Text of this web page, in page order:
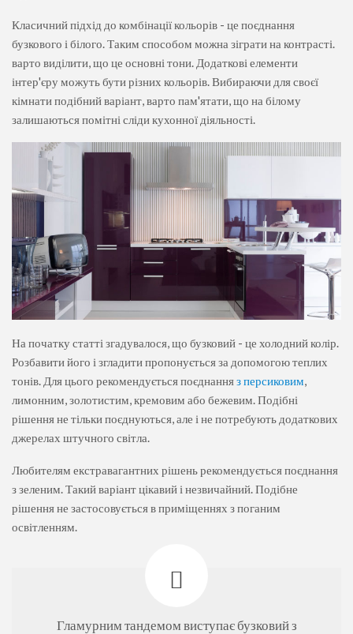
Класичний підхід до комбінації кольорів - це поєднання
бузкового і білого. Таким способом можна зіграти на контрасті.
варто виділити, що це основні тони. Додаткові елементи
інтер'єру можуть бути різних кольорів. Вибираючи для своєї
кімнати подібний варіант, варто пам'ятати, що на білому
залишаються помітні сліди кухонної діяльності.
На початку статті згадувалося, що бузковий - це холодний колір.
Розбавити його і згладити пропонується за допомогою теплих
тонів. Для цього рекомендується поєднанняз персиковим,
лимонним, золотистим, кремовим або бежевим. Подібні
рішення не тільки поєднуються, але і не потребують додаткових
джерелах штучного світла.
Любителям екстравагантних рішень рекомендується поєднання
з зеленим. Такий варіант цікавий і незвичайний. Подібне
рішення не застосовується в приміщеннях з поганим
освітленням.
Гламурним тандемом виступає бузковий з